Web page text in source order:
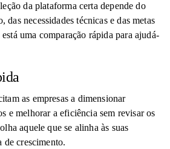
da plataforma certa depende do
das necessidades técnicas e das metas
uma comparação rápida para ajudá-
as empresas a dimensionar
e melhorar a eficiência sem revisar os
aquele que se alinha às suas
de crescimento.